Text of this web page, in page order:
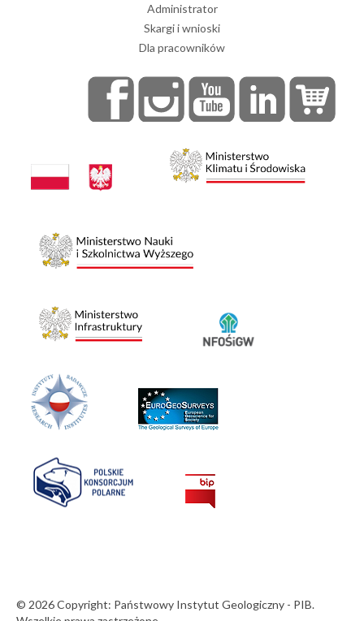
Administrator
Skargi i wnioski
Dla pracowników
© 2026 Copyright: Państwowy Instytut Geologiczny - PIB.